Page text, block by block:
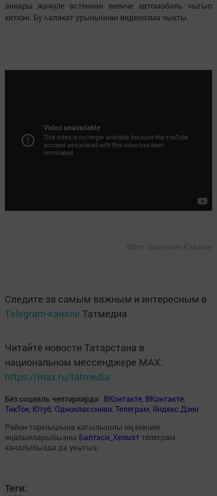
аннары җәяүле өстеннән икенче автомобиль чыгып
киткән. Бу һәлакәт урыныннан видеоязма чыкты.
Фото: Валентин Кулагин
Следите за самым важным и интересным в
Telegram-канале Татмедиа
Читайте новости Татарстана в
национальном мессенджере MАХ:
https://max.ru/tatmedia
Без социаль челтәрләрдә: ВКонтакте, ВКонтакте,
ТикТок, Ютуб, Одноклассники,Телеграм, Яндекс.Дзен
Район тормышына кагылышлы иң мөһим
яңалыкларыбызны Балтаси_Хезмэт телеграм
каналыбызда да укыгыз.
Теги: